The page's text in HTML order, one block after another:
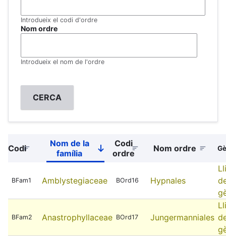
Introdueix el codi d'ordre
Nom ordre
Introdueix el nom de l'ordre
Codi
Nom de la
família
Sort
descending
Codi
ordre
Nom ordre
BFam1 Amblystegiaceae BOrd16 Hypnales
BFam2 Anastrophyllaceae BOrd17 Jungermanniales